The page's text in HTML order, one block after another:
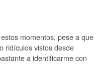
momentos, pese a que
ridículos vistos desde
a identificarme con